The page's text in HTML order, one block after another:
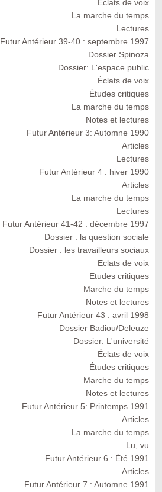
Eclats de voix
La marche du temps
Lectures
Futur Antérieur 39-40 : septembre 1997
Dossier Spinoza
Dossier: L'espace public
Éclats de voix
Études critiques
La marche du temps
Notes et lectures
Futur Antérieur 3: Automne 1990
Articles
Lectures
Futur Antérieur 4 : hiver 1990
Articles
La marche du temps
Lectures
Futur Antérieur 41-42 : décembre 1997
Dossier : la question sociale
Dossier : les travailleurs sociaux
Eclats de voix
Etudes critiques
Marche du temps
Notes et lectures
Futur Antérieur 43 : avril 1998
Dossier Badiou/Deleuze
Dossier: L'université
Éclats de voix
Études critiques
Marche du temps
Notes et lectures
Futur Antérieur 5: Printemps 1991
Articles
La marche du temps
Lu, vu
Futur Antérieur 6 : Été 1991
Articles
Futur Antérieur 7 : Automne 1991